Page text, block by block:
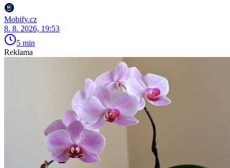
Mobify.cz
8. 8. 2026, 19:53
5 min
Reklama